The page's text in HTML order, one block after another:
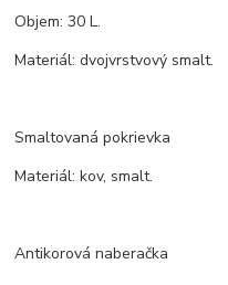
Objem: 30 L.
Materiál: dvojvrstvový smalt.
Smaltovaná pokrievka
Materiál: kov, smalt.
Antikorová naberačka